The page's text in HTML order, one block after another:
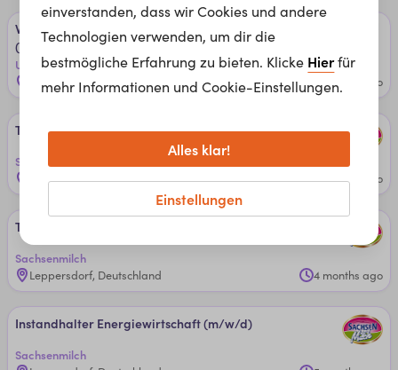
Werk­stu­den­t ­In­stand­hal­tun­g ­Fri­sche­pro­duk­ti­on
(m/w/d)
Unternehmensgruppe Theo Müller
Leppersdorf, Deutschland 3 months ago
Team­lei­ter (m/w/d) ­In­stand­hal­tungs­tech­nik
Sachsenmilch
Leppersdorf, Deutschland 3 months ago
Team­lei­ter ­In­stand­hal­tungs­tech­ni­k MS­R (m/w/d)
Sachsenmilch
Leppersdorf, Deutschland 4 months ago
In­stand­hal­ter ­Ener­gie­wirt­schaf­t (m/w/d)
Sachsenmilch
einverstanden, dass wir Cookies und andere
Technologien verwenden, um dir die
bestmögliche Erfahrung zu bieten. Klicke Hierfür
mehr Informationen und Cookie-Einstellungen.
Einstellungen
Alles klar!